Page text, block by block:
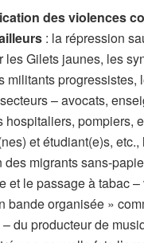
des violences
: la répression
les Gilets jaunes, les
militants progressistes,
– avocats,
hospitaliers, pompiers,
et étudiant(e)s, etc.,
des migrants sans-
et le passage à tabac –
bande organisée »
du producteur de